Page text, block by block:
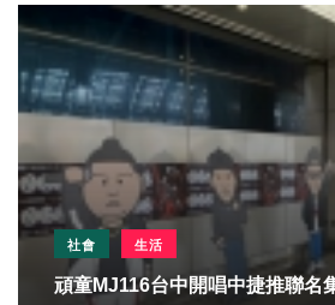
社會 生活
頑童MJ116台中開唱中捷推聯名